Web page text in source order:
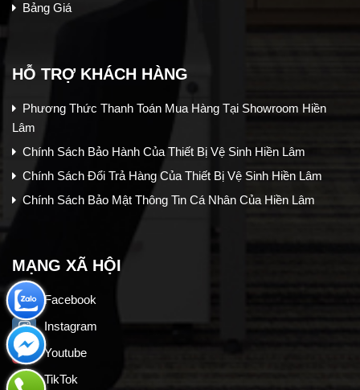
Bảng Giá
HỖ TRỢ KHÁCH HÀNG
Phương Thức Thanh Toán Mua Hàng Tại Showroom Hiền
Lâm
Chính Sách Bảo Hành Của Thiết Bị Vệ Sinh Hiền Lâm
Chính Sách Đổi Trả Hàng Của Thiết Bị Vệ Sinh Hiền Lâm
Chính Sách Bảo Mật Thông Tin Cá Nhân Của Hiền Lâm
MẠNG XÃ HỘI
Facebook
Instagram
Youtube
TikTok